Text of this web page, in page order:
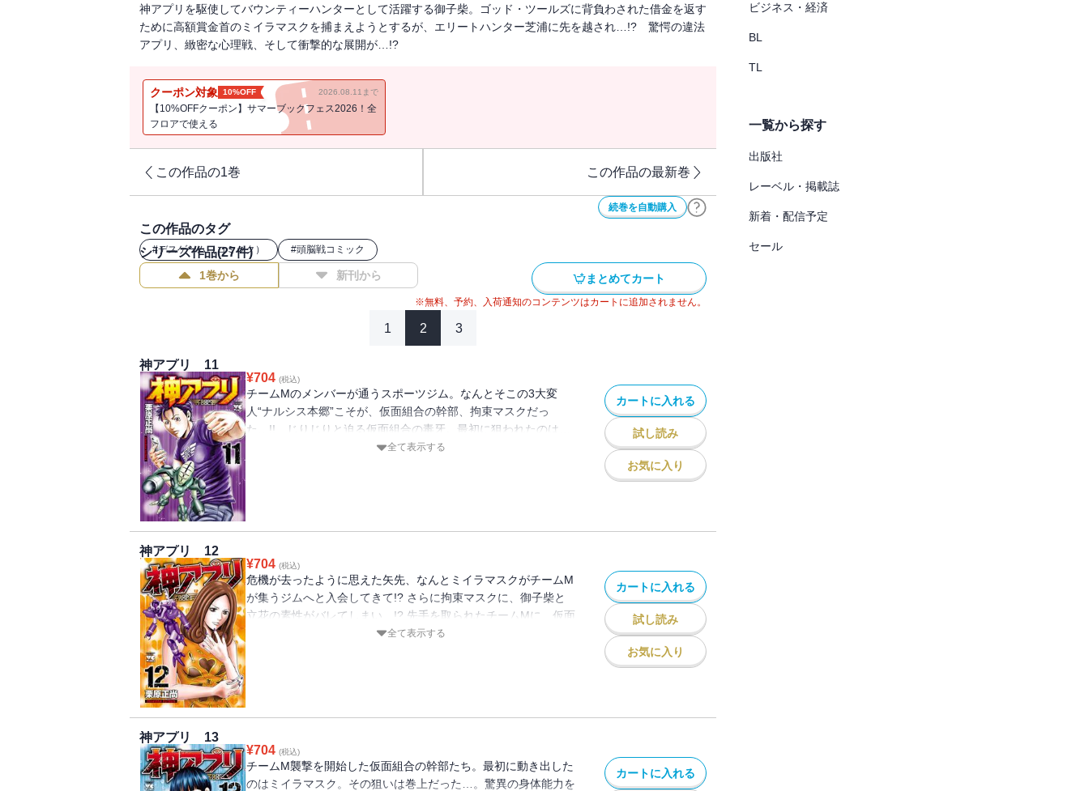
神アプリを駆使してバウンティーハンターとして活躍する御子柴。ゴッド・ツールズに背負わされた借金を返す
ために高額賞金首のミイラマスクを捕まえようとするが、エリートハンター芝浦に先を越され…!? 驚愕の違法
アプリ、緻密な心理戦、そして衝撃的な展開が…!?
クーポン対象 10%OFF 2026.08.11まで
【10%OFFクーポン】サマーブックフェス2026！全
フロアで使える
この作品の1巻 この作品の最新巻
続巻を自動購入
この作品のタグ
#デスゲーム（コミック） #頭脳戦コミック
シリーズ作品(27件)
1巻から 新刊から まとめてカート
※無料、予約、入荷通知のコンテンツはカートに追加されません。
1 2 3
神アプリ 11
¥704 (税込)
チームMのメンバーが通うスポーツジム。なんとそこの3大変
人“ナルシス本郷”こそが、仮面組合の幹部、拘束マスクだっ
た…!! じりじりと迫る仮面組合の毒牙。最初に狙われたのは…
全て表示する
カートに入れる
試し読み
お気に入り
神アプリ 12
¥704 (税込)
危機が去ったように思えた矢先、なんとミイラマスクがチームM
が集うジムへと入会してきて!? さらに拘束マスクに、御子柴と
立花の素性がバレてしまい…!? 先手を取られたチームMに、仮面
組合の毒牙が襲いかかる!!
全て表示する
カートに入れる
試し読み
お気に入り
神アプリ 13
¥704 (税込)
チームM襲撃を開始した仮面組合の幹部たち。最初に動き出した
のはミイラマスク。その狙いは巻上だった…。驚異の身体能力を
カートに入れる
ビジネス・経済
BL
TL
一覧から探す
出版社
レーベル・掲載誌
新着・配信予定
セール